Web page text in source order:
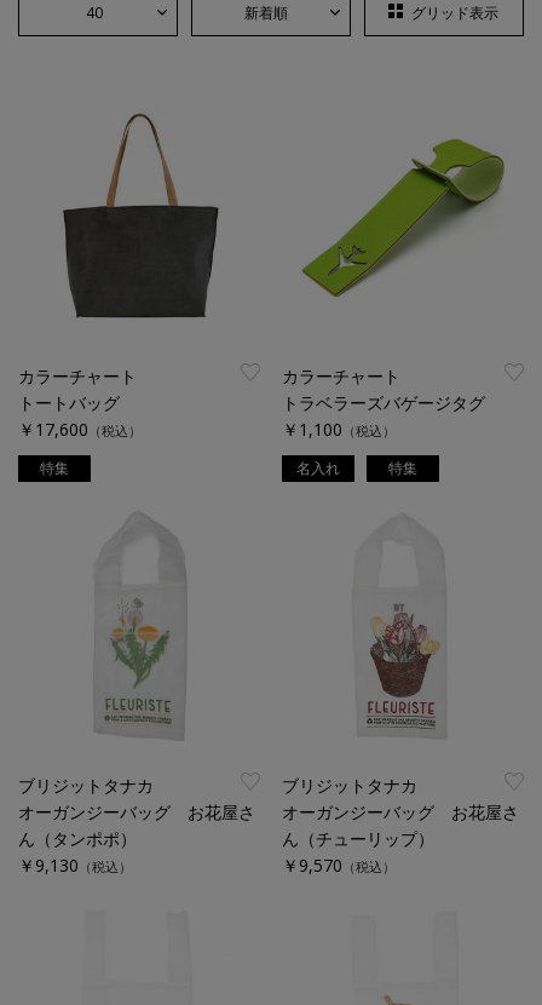
40 新着順 グリッド表示
カラーチャート
トートバッグ
￥17,600 （税込）
特集
カラーチャート
トラベラーズバゲージタグ
￥1,100 （税込）
名入れ 特集
ブリジットタナカ
オーガンジーバッグ お花屋さ
ん（タンポポ）
￥9,130 （税込）
ブリジットタナカ
オーガンジーバッグ お花屋さ
ん（チューリップ）
￥9,570 （税込）